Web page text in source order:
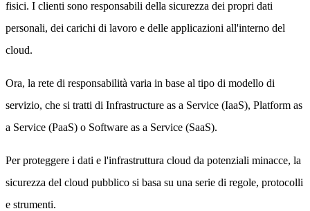
fisici. I clienti sono responsabili della sicurezza dei propri dati
personali, dei carichi di lavoro e delle applicazioni all'interno del
cloud.
Ora, la rete di responsabilità varia in base al tipo di modello di
servizio, che si tratti di Infrastructure as a Service (IaaS), Platform as
a Service (PaaS) o Software as a Service (SaaS).
Per proteggere i dati e l'infrastruttura cloud da potenziali minacce, la
sicurezza del cloud pubblico si basa su una serie di regole, protocolli
e strumenti.